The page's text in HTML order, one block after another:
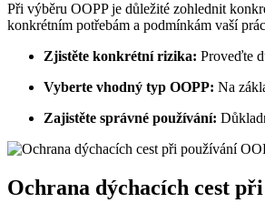
Při výběru OOPP je důležité zohlednit
konkrétním potřebám a podmínkám vaší
Zjistěte konkrétní rizika: Proveďte
Vyberte vhodný typ OOPP: Na
Zajistěte správné používání:
Ochrana dýchacích cest